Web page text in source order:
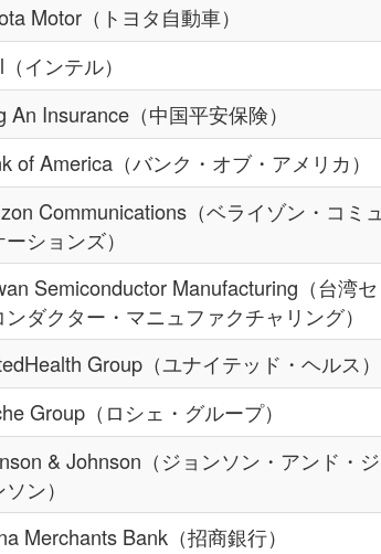
Motor（トヨタ自動車）
インテル）
An Insurance（中国平安保険）
of America（バンク・オブ・アメリカ）
Communications（ベライゾン・コミュ
ションズ）
Semiconductor Manufacturing（台湾セ
ンダクター・マニュファクチャリング）
Group（ユナイテッド・ヘルス）
Group（ロシェ・グループ）
& Johnson（ジョンソン・アンド・ジ
ン）
Merchants Bank（招商銀行）